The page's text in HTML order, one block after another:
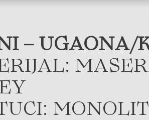
– UGAONA/